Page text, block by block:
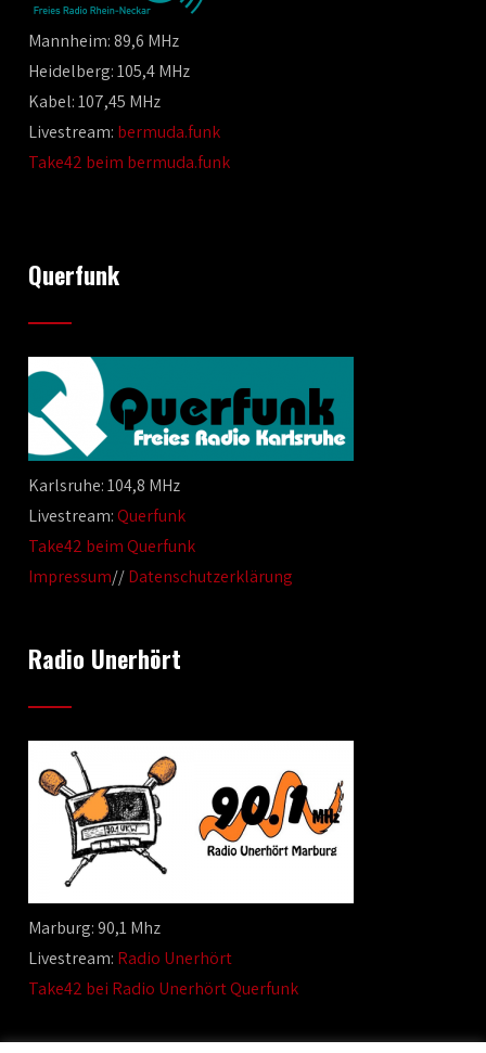
Mannheim: 89,6 MHz
Heidelberg: 105,4 MHz
Kabel: 107,45 MHz
Livestream: bermuda.funk
Take42 beim bermuda.funk
Querfunk
Karlsruhe: 104,8 MHz
Livestream:Querfunk
Take42 beim Querfunk
Impressum//Datenschutzerklärung
Radio Unerhört
Marburg: 90,1 Mhz
Livestream: Radio Unerhört
Take42 bei Radio Unerhört Querfunk